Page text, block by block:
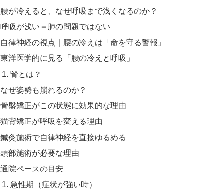
腰が冷えると、なぜ呼吸まで浅くなるのか？
呼吸が浅い＝肺の問題ではない
自律神経の視点｜腰の冷えは「命を守る警報」
東洋医学的に見る「腰の冷えと呼吸」
腎とは？
なぜ姿勢も崩れるのか？
骨盤矯正がこの状態に効果的な理由
猫背矯正が呼吸を変える理由
鍼灸施術で自律神経を直接ゆるめる
頭部施術が必要な理由
通院ペースの目安
急性期（症状が強い時）